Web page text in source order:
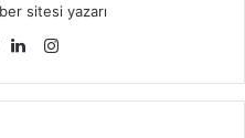
sitesi yazarı
Instagram